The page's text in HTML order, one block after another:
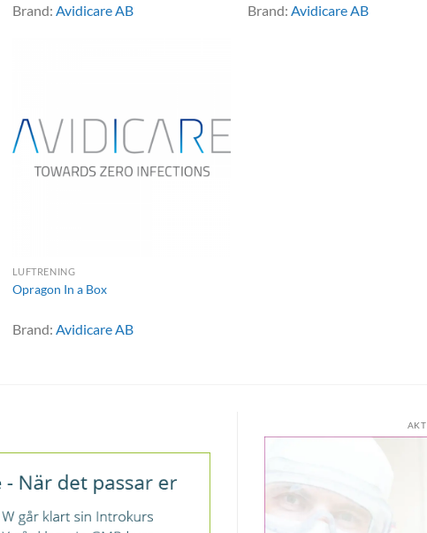
Brand: Avidicare AB Brand: Avidicare AB
LUFTRENING
Opragon In a Box
Brand: Avidicare AB